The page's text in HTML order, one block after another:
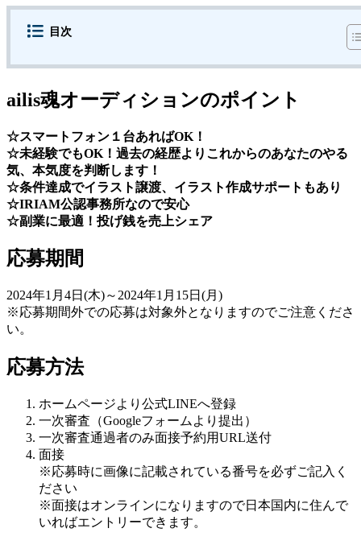
目次
ailis魂オーディションのポイント
☆スマートフォン１台あればOK！
☆未経験でもOK！過去の経歴よりこれからのあなたのやる
気、本気度を判断します！
☆条件達成でイラスト譲渡、イラスト作成サポートもあり
☆IRIAM公認事務所なので安心
☆副業に最適！投げ銭を売上シェア
応募期間
2024年1月4日(木)～2024年1月15日(月)
※応募期間外での応募は対象外となりますのでご注意くださ
い。
応募方法
ホームページより公式LINEへ登録
一次審査（Googleフォームより提出）
一次審査通過者のみ面接予約用URL送付
面接
※応募時に画像に記載されている番号を必ずご記入く
ださい
※面接はオンラインになりますので日本国内に住んで
いればエントリーできます。